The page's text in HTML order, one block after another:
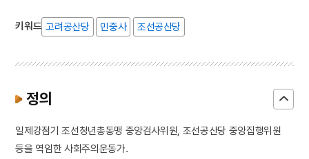
키워드 고려공산당 민중사 조선공산당
정의
일제강점기 조선청년총동맹 중앙검사위원, 조선공산당 중앙집행위원
등을 역임한 사회주의운동가.